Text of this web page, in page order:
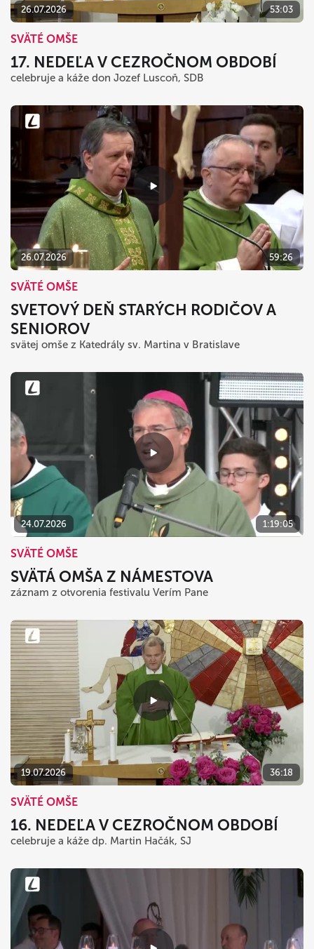
26.07.2026 53:03
SVÄTÉ OMŠE
17. NEDEĽA V CEZROČNOM OBDOBÍ
celebruje a káže don Jozef Luscoň, SDB
26.07.2026 59:26
SVÄTÉ OMŠE
SVETOVÝ DEŇ STARÝCH RODIČOV A
SENIOROV
svätej omše z Katedrály sv. Martina v Bratislave
24.07.2026 1:19:05
SVÄTÉ OMŠE
SVÄTÁ OMŠA Z NÁMESTOVA
záznam z otvorenia festivalu Verím Pane
19.07.2026 36:18
SVÄTÉ OMŠE
16. NEDEĽA V CEZROČNOM OBDOBÍ
celebruje a káže dp. Martin Hačák, SJ